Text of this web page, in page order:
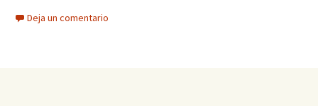
Deja un comentario